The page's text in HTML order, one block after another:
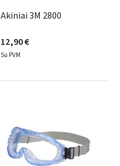
Akiniai 3M 2800
12,90 €
Su PVM